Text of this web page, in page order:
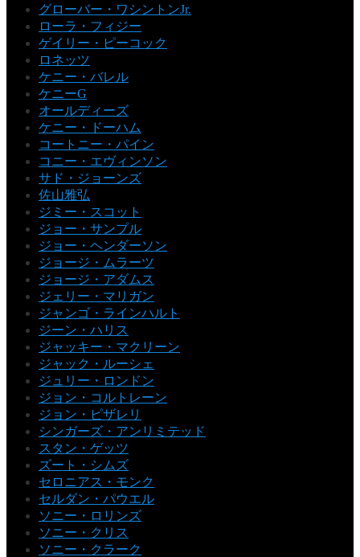
グローバー・ワシントンJr.
ローラ・フィジー
ゲイリー・ピーコック
ロネッツ
ケニー・バレル
ケニーG
オールディーズ
ケニー・ドーハム
コートニー・パイン
コニー・エヴィンソン
サド・ジョーンズ
佐山雅弘
ジミー・スコット
ジョー・サンプル
ジョー・ヘンダーソン
ジョージ・ムラーツ
ジョージ・アダムス
ジェリー・マリガン
ジャンゴ・ラインハルト
ジーン・ハリス
ジャッキー・マクリーン
ジャック・ルーシェ
ジュリー・ロンドン
ジョン・コルトレーン
ジョン・ピザレリ
シンガーズ・アンリミテッド
スタン・ゲッツ
ズート・シムズ
セロニアス・モンク
セルダン・パウエル
ソニー・ロリンズ
ソニー・クリス
ソニー・クラーク